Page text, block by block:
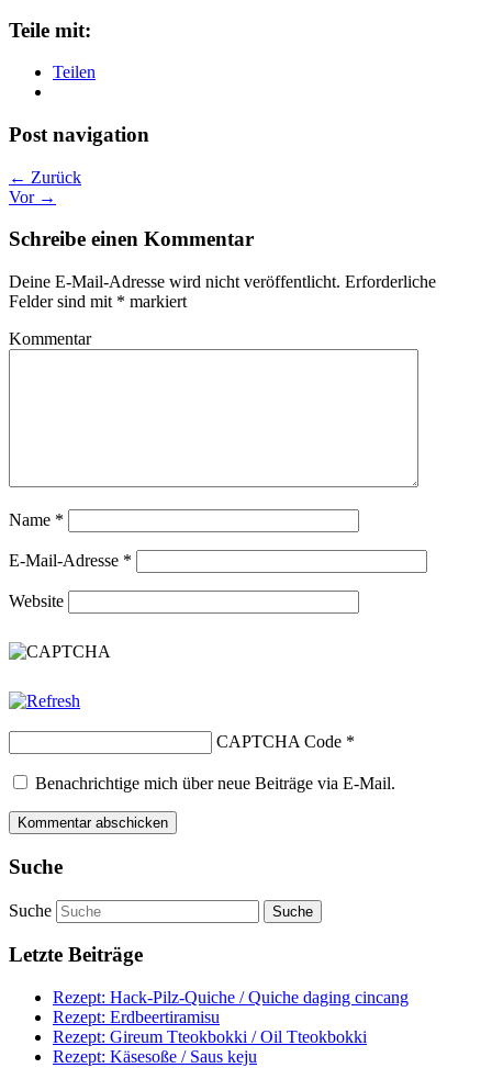
Teile mit:
Teilen
Post navigation
← Zurück
Vor →
Schreibe einen Kommentar
Deine E-Mail-Adresse wird nicht veröffentlicht. Erforderliche
Felder sind mit * markiert
Kommentar
Name *
E-Mail-Adresse *
Website
CAPTCHA Code *
Benachrichtige mich über neue Beiträge via E-Mail.
Suche
Suche
Letzte Beiträge
Rezept: Hack-Pilz-Quiche / Quiche daging cincang
Rezept: Erdbeertiramisu
Rezept: Gireum Tteokbokki / Oil Tteokbokki
Rezept: Käsesoße / Saus keju